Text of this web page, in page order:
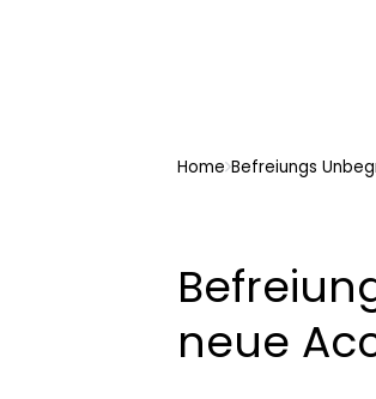
Home Befreiungs
neue